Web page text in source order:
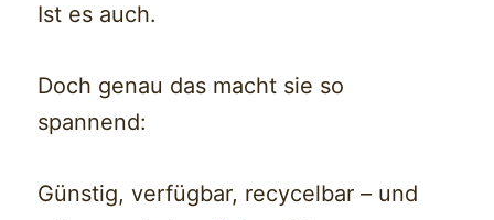
Ist es auch.
Doch genau das macht sie so
spannend:
Günstig, verfügbar, recycelbar – und